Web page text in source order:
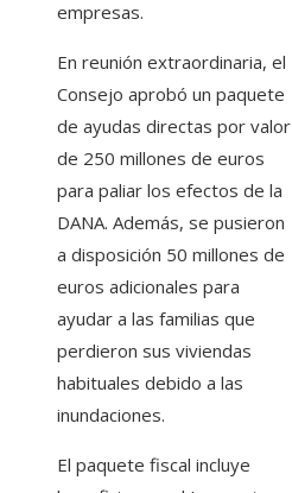
empresas.
En reunión extraordinaria, el
Consejo aprobó un paquete
de ayudas directas por valor
de 250 millones de euros
para paliar los efectos de la
DANA. Además, se pusieron
a disposición 50 millones de
euros adicionales para
ayudar a las familias que
perdieron sus viviendas
habituales debido a las
inundaciones.
El paquete fiscal incluye